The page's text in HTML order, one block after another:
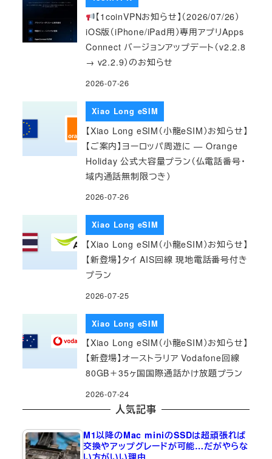
【1coinVPNお知らせ】（2026/07/26）
iOS版（iPhone/iPad用）専用アプリApps
Connect バージョンアップデート（v2.2.8
→ v2.2.9）のお知らせ
2026-07-26
Xiao Long eSIM
【Xiao Long eSIM（小龍eSIM）お知らせ】
【ご案内】ヨーロッパ周遊に — Orange
Holiday 公式大容量プラン（仏電話番号・
域内通話無制限つき）
2026-07-26
Xiao Long eSIM
【Xiao Long eSIM（小龍eSIM）お知らせ】
【新登場】タイ AIS回線 現地電話番号付き
プラン
2026-07-25
Xiao Long eSIM
【Xiao Long eSIM（小龍eSIM）お知らせ】
【新登場】オーストラリア Vodafone回線
80GB＋35ヶ国国際通話かけ放題プラン
2026-07-24
人気記事
M1以降のMac miniのSSDは超頑張れば
交換やアップグレードが可能…だがやらな